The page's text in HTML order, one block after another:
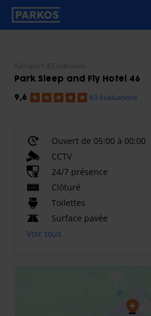
étiquette-de-navigation-principale
Aéroport d'Eindhoven
Park Sleep and Fly Hotel 46
9,6 63 évaluations
Ouvert de 05:00 à 00:00
CCTV
24/7 présence
Clôturé
Toilettes
Surface pavée
Voir tous